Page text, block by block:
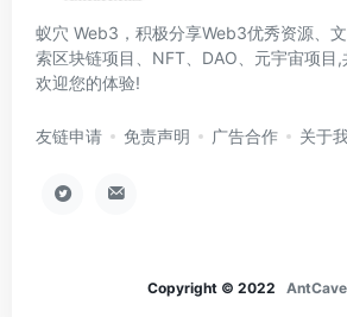
蚁穴 Web3，积极分享Web3优秀资源、
索区块链项目、NFT、DAO、元宇宙项目,
欢迎您的体验!
友链申请 免责声明 广告合作 关于
Copyright © 2022